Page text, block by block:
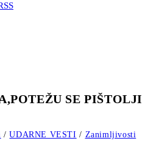
SE PIŠTOLJI
/ UDARNE VESTI / Zanimljivosti